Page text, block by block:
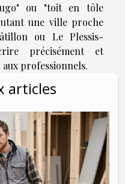
ou "toit en tôle
une ville proche
ou Le Plessis-
précisément et
professionnels.
articles